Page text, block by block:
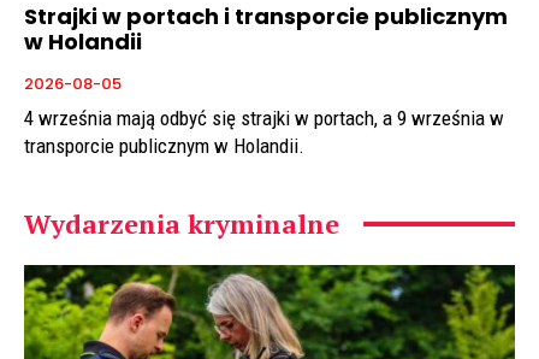
Strajki w portach i transporcie publicznym
w Holandii
2026-08-05
4 września mają odbyć się strajki w portach, a 9 września w
transporcie publicznym w Holandii.
Wydarzenia kryminalne